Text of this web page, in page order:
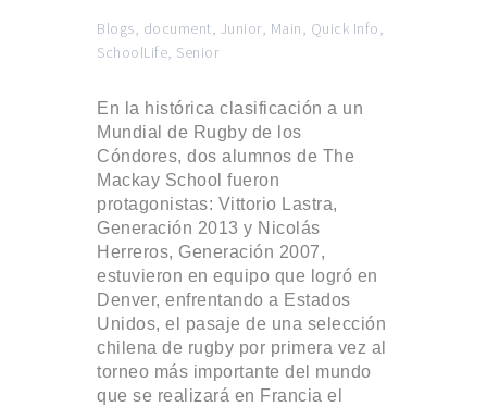
Blogs, document, Junior, Main, Quick Info,
SchoolLife, Senior
En la histórica clasificación a un
Mundial de Rugby de los
Cóndores, dos alumnos de The
Mackay School fueron
protagonistas: Vittorio Lastra,
Generación 2013 y Nicolás
Herreros, Generación 2007,
estuvieron en equipo que logró en
Denver, enfrentando a Estados
Unidos, el pasaje de una selección
chilena de rugby por primera vez al
torneo más importante del mundo
que se realizará en Francia el